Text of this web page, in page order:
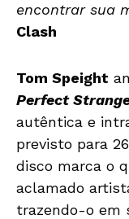
encontrar sua
Clash
Tom Speight
Perfect
autêntica e
previsto para
disco marca o
aclamado
trazendo-o em